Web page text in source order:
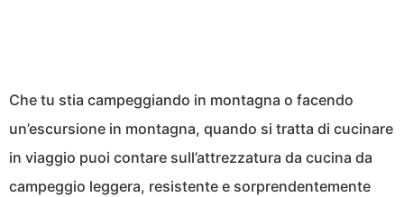
Che tu stia campeggiando in montagna o facendo
un’escursione in montagna, quando si tratta di cucinare
in viaggio puoi contare sull’attrezzatura da cucina da
campeggio leggera, resistente e sorprendentemente